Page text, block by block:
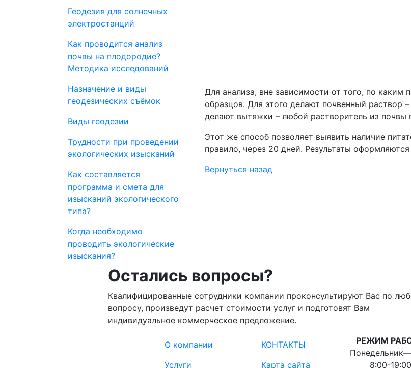
Геодезия для солнечных
электростанций
Как проводится анализ
почвы на плодородие?
Методика исследований
Назначение и виды
геодезических съёмок
Виды геодезии
Трудности при проведении
экологических изысканий
Как составляется
программа и смета для
изысканий экологического
типа?
Когда необходимо
проводить экологические
изыскания?
Для анализа, вне зависимости от того, по каким
образцов. Для этого делают почвенный раствор
делают вытяжки – любой растворитель из почвы
Этот же способ позволяет выявить наличие
правило, через 20 дней. Результаты
Вернуться назад
Остались вопросы?
Квалифицированные сотрудники компании проконсультируют Вас по
вопросу, произведут расчет стоимости услуг и подготовят Вам
индивидуальное коммерческое предложение.
О компании
Услуги
КОНТАКТЫ
Карта сайта
РЕЖИМ
8:00-19:00